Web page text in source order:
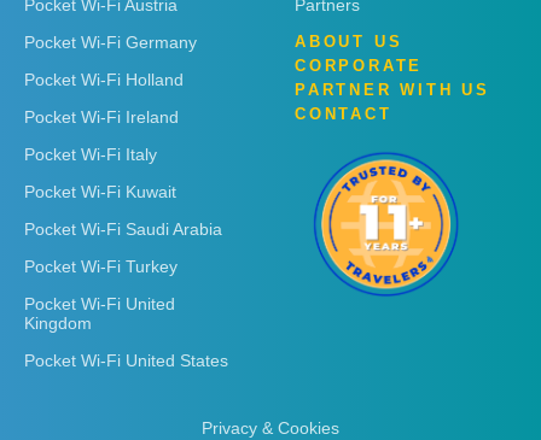
Pocket Wi-Fi Austria
Pocket Wi-Fi Germany
Pocket Wi-Fi Holland
Pocket Wi-Fi Ireland
Pocket Wi-Fi Italy
Pocket Wi-Fi Kuwait
Pocket Wi-Fi Saudi Arabia
Pocket Wi-Fi Turkey
Pocket Wi-Fi United
Kingdom
Pocket Wi-Fi United States
Partners
ABOUT US
CORPORATE
PARTNER WITH US
CONTACT
Privacy & Cookies